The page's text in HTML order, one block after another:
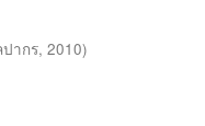
ากร, 2010)